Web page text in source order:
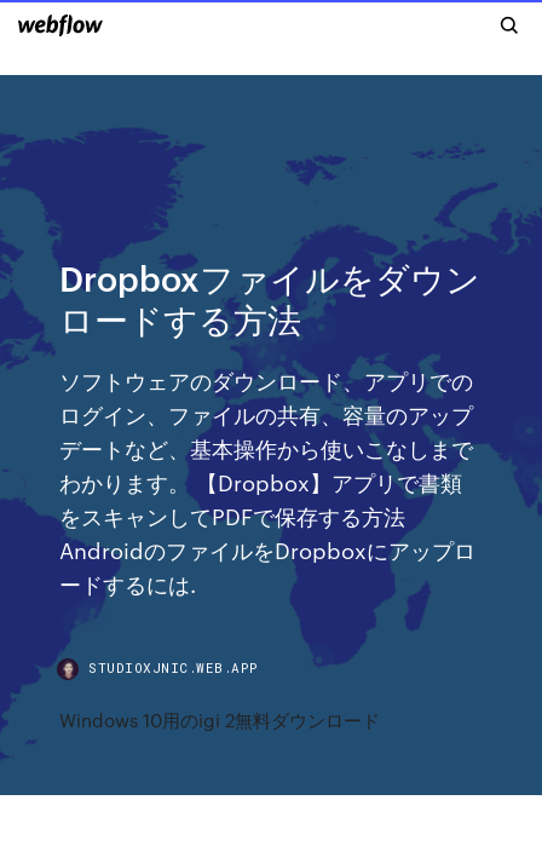
Dropboxファイルをダウン
ロードする方法
ソフトウェアのダウンロード、アプリでの
ログイン、ファイルの共有、容量のアップ
デートなど、基本操作から使いこなしまで
わかります。 【Dropbox】アプリで書類
をスキャンしてPDFで保存する方法
AndroidのファイルをDropboxにアップロ
ードするには.
STUDIOXJNIC.WEB.APP
Windows 10用のigi 2無料ダウンロード